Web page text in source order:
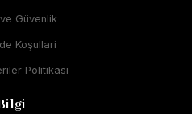
Güvenlik
Koşullari
Politikası